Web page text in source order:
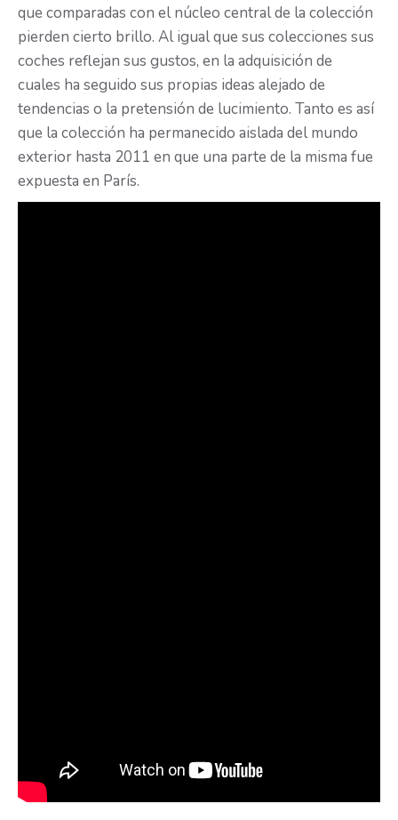
que comparadas con el núcleo central de la colección
pierden cierto brillo. Al igual que sus colecciones sus
coches reflejan sus gustos, en la adquisición de
cuales ha seguido sus propias ideas alejado de
tendencias o la pretensión de lucimiento. Tanto es así
que la colección ha permanecido aislada del mundo
exterior hasta 2011 en que una parte de la misma fue
expuesta en París.